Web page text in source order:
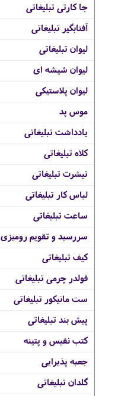
جا کارتی تبلیغاتی
آفتابگیر تبلیغاتی
لیوان تبلیغاتی
لیوان شیشه ای
لیوان پلاستیکی
موس پد
یادداشت تبلیغاتی
کلاه تبلیغاتی
تیشرت تبلیغاتی
لباس کار تبلیغاتی
ساعت تبلیغاتی
سررسید و تقویم رومیزی
کیف تبلیغاتی
فولدر چرمی تبلیغاتی
ست مانیکور تبلیغاتی
پیش بند تبلیغاتی
کتب نفیس و پتینه
جعبه پذیرایی
گلدان تبلیغاتی